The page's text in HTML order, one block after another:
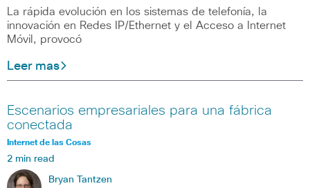
La rápida evolución en los sistemas de telefonía, la
innovación en Redes IP/Ethernet y el Acceso a Internet
Móvil, provocó
Leer mas
Escenarios empresariales para una fábrica
conectada
Internet de las Cosas
2 min read
Bryan Tantzen